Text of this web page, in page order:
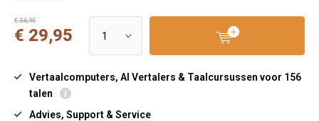
€ 34,95
€ 29,95
Vertaalcomputers, AI Vertalers & Taalcursussen voor 156
talen
Advies, Support & Service